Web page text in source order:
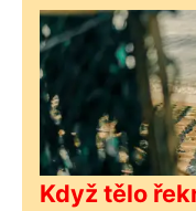
Když tělo